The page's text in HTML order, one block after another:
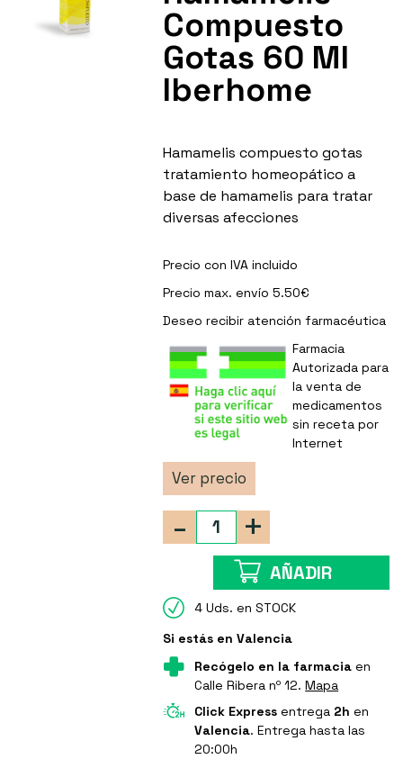
Compuesto
Gotas 60 Ml
Iberhome
Hamamelis compuesto gotas
tratamiento homeopático a
base de hamamelis para tratar
diversas afecciones
Precio con IVA incluido
Precio max. envío 5.50€
Deseo recibir atención farmacéutica
Farmacia
Autorizada para
la venta de
medicamentos
sin receta por
Internet
Ver precio
+
-
AÑADIR
4 Uds. en STOCK
Si estás en Valencia
Recógelo en la farmacia en
Calle Ribera nº 12.Mapa
Click Express entrega 2h en
Valencia. Entrega hasta las
20:00h